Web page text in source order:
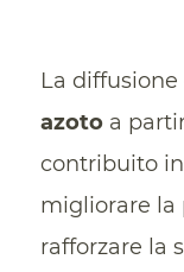
La diffusione
azotoa
contribuito
migliorare la
rafforzare la